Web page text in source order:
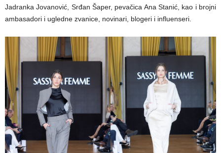
Jadranka Jovanović, Srđan Šaper, pevačica Ana Stanić, kao i brojni
ambasadori i ugledne zvanice, novinari, blogeri i influenseri.